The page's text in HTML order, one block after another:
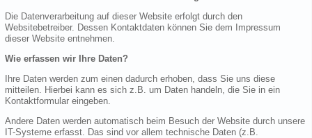
Die Datenverarbeitung auf dieser Website erfolgt durch den
Websitebetreiber. Dessen Kontaktdaten können Sie dem Impressum
dieser Website entnehmen.
Wie erfassen wir Ihre Daten?
Ihre Daten werden zum einen dadurch erhoben, dass Sie uns diese
mitteilen. Hierbei kann es sich z.B. um Daten handeln, die Sie in ein
Kontaktformular eingeben.
Andere Daten werden automatisch beim Besuch der Website durch unsere
IT-Systeme erfasst. Das sind vor allem technische Daten (z.B.